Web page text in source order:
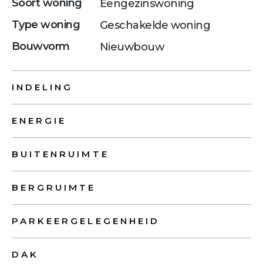
Soort woning
Eengezinswoning
Type woning
Geschakelde woning
Bouwvorm
Nieuwbouw
INDELING
ENERGIE
BUITENRUIMTE
BERGRUIMTE
PARKEERGELEGENHEID
DAK